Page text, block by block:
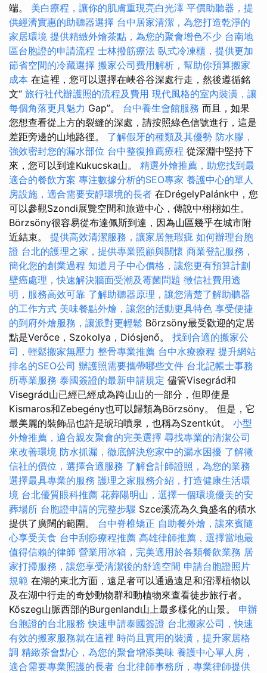
端。 美白療程，讓你的肌膚重現亮白光澤 平價助聽器，提
供經濟實惠的助聽器選擇 台中居家清潔，為您打造乾淨的
家居環境 提供精緻外燴茶點，為您的聚會增色不少 台南地
區台胞證的申請流程 士林撥筋療法 臥式冷凍櫃，提供更加
節省空間的冷藏選擇 搬家公司費用解析，幫助你預算搬家
成本 在這裡，您可以選擇在峽谷谷深處行走，然後遵循銘
文“ 旅行社代辦護照的流程及費用 現代風格的室內裝潢，讓
每個角落更具魅力 Gap”。 台中養生會館服務 而且，如果
您想查看從上方的裂縫的深處，請按照綠色信號進行，這是
差距旁邊的山地路徑。 了解假牙的種類及其優勢 防水膠，
強效密封您的漏水部位 台中整復推薦療程 從深淵中堅持下
來，您可以到達Kukucska山。 精選外燴推薦，助您找到最
適合的餐飲方案 專注數據分析的SEO專家 養護中心的單人
房設施，適合需要安靜環境的長者 在DrégelyPalánk中，您
可以參觀Szondi展覽空間和旅遊中心，傳說中栩栩如生。
Börzsöny很容易從布達佩斯到達，因為山區幾乎在城市附
近結束。 提供高效清潔服務，讓家居無瑕疵 如何辦理台胞
證 台北的護理之家，提供專業照顧與關懷 商業登記服務，
簡化您的創業過程 知道月子中心價格，讓您更有預算計劃
壁癌處理，快速解決牆面受潮及霉菌問題 徵信社費用透
明，服務高效可靠 了解助聽器原理，讓您清楚了解助聽器
的工作方式 美味餐點外燴，讓您的活動更具特色 享受便捷
的到府外燴服務，讓派對更輕鬆 Börzsöny最受歡迎的定居
點是Verőce，Szokolya，Diósjenő。 找到合適的搬家公
司，輕鬆搬家無壓力 整骨專業推薦 台中水療療程 提升網站
排名的SEO公司 辦護照需要攜帶哪些文件 台北記帳士事務
所專業服務 泰國簽證的最新申請規定 儘管Visegrád和
Visegrád山已經已經成為跨山山的一部分，但即使是
Kismaros和Zebegény也可以歸類為Börzsöny。 但是，它
最美麗的裝飾品也許是琥珀噴泉，也稱為Szentkút。 小型
外燴推薦，適合親友聚會的完美選擇 尋找專業的清潔公司
來改善環境 防水抓漏，徹底解決您家中的漏水困擾 了解徵
信社的價位，選擇合適服務 了解會計師證照，為您的業務
選擇最具專業的服務 護理之家服務介紹，打造健康生活環
境 台北優質眼科推薦 花葬陽明山，選擇一個環境優美的安
葬場所 台胞證申請的完整步驟 Szce溪流為久負盛名的積水
提供了廣闊的範圍。 台中脊椎矯正 自助餐外燴，讓來賓隨
心享受美食 台中刮痧療程推薦 高雄律師推薦，選擇當地最
值得信賴的律師 營業用冰箱，完美適用於各類餐飲業務 居
家打掃服務，讓您享受清潔後的舒適空間 申請台胞證照片
規範 在湖的東北方面，遠足者可以通過遠足和沼澤植物以
及在湖中行走的奇妙動物群和動植物來查看徒步旅行者。
Kőszeg山脈西部的Burgenland山上最多樣化的山景。 申辦
台胞證的台北服務 快速申請泰國簽證 台北搬家公司，快速
有效的搬家服務就在這裡 時尚且實用的裝潢，提升家居格
調 精緻茶會點心，為您的聚會增添美味 養護中心單人房，
適合需要專業照護的長者 台北律師事務所，專業律師提供